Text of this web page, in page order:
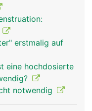
erstmalig auf
eine hochdosierte
notwendig